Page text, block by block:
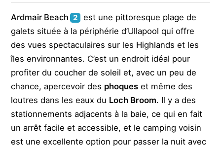
Ardmair Beach 2
est une pittoresque plage de
galets située à la périphérie d’Ullapool qui offre
des vues spectaculaires sur les Highlands et les
îles environnantes. C’est un endroit idéal pour
profiter du coucher de soleil et, avec un peu de
chance, apercevoir des phoques et même des
loutres dans les eaux du Loch Broom. Il y a des
stationnements adjacents à la baie, ce qui en fait
un arrêt facile et accessible, et le camping voisin
est une excellente option pour passer la nuit avec